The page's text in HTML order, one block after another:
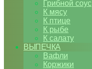
Грибной соус
К мясу
К птице
К рыбе
К салату
ВЫПЕЧКА
Вафли
Коржики